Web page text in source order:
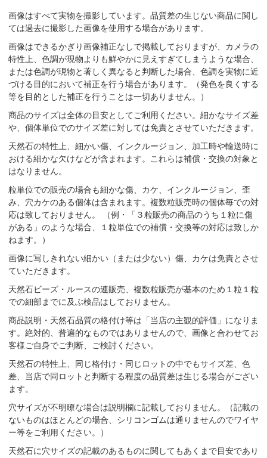
画像はすべて実物を撮影しています。品質差の生じない商品に関し
ては過去に撮影した画像を使用する場合があります。
画像はできるかぎり画像補正なしで掲載しておりますが、カメラの
特性上、色調が現物よりも鮮やかに見えすぎてしまうような場合、
または色調が現物と著しく異なると判断した場合、色調を実物に近
づける目的において補正を行う場合があります。（発色を良くする
等を目的とした補正を行うことは一切ありません。）
商品のサイズは全体の目安としてご利用ください。細かなサイズ差
や、個体単位でのサイズ差に対しては免責とさせていただきます。
天然石の特性上、細かい傷、インクルージョン、加工時や輸送時に
おける細かな欠けなどが含まれます。これらは補償・交換の対象と
はなりません。
粒単位での販売の場合も細かな傷、カケ、インクルージョン、歪
み、穴カケのある個体は含まれます。複数粒販売時の個体毎での対
応は致しておりません。 （例・「３粒販売の商品のうち１粒に傷
がある」のような場合、１粒単位での補償・交換等の対応は致しか
ねます。）
画像に写しきれない細かい（または少ない）傷、カケは免責とさせ
ていただきます。
天然石ビーズ・ルースの連販売、複数粒販売が基本のため１粒１粒
での細部までに及ぶ検品はしておりません。
商品説明・天然石品質の格付け等は「当店の主観的評価」になりま
す。絶対的、普遍的なものではありませんので、画像と合わせてお
客様ご自身でご判断、ご検討ください。
天然石の特性上、同じ格付け・同じロットの中でもサイズ差、色
差、当店で同ロットと判断する程度の品質差は生じる場合がござい
ます。
穴サイズが不明瞭な場合は説明欄に記載しておりません。（記載の
ないものはほとんどの場合、シリコンゴムは通りませんのでワイヤ
ー等をご利用ください。）
天然石に穴サイズの記載のあるものに関してもあくまで目安であり